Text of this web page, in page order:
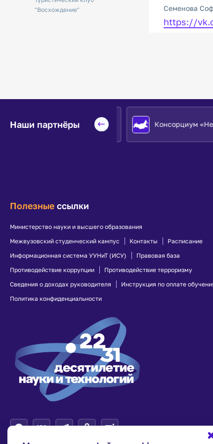
"Восхождение"
Семенова
https://
Наши партнёры
Евразийский НОЦ Консорциум
Полезные ссылки
Министерство науки и высшего образования
Межвузовский студенческий кампус
Контакты
Расписание
Информационная система УУНиТ (ИСУ)
Правовая база
Противодействие коррупции
Противодействие терроризму
Сведения о доходах руководителя
Инструкция по оплате
Политика конфиденциальности